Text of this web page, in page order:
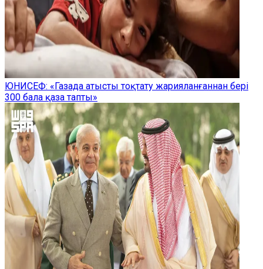
ЮНИСЕФ: «Газада атысты тоқтату жарияланғаннан бері
300 бала қаза тапты»